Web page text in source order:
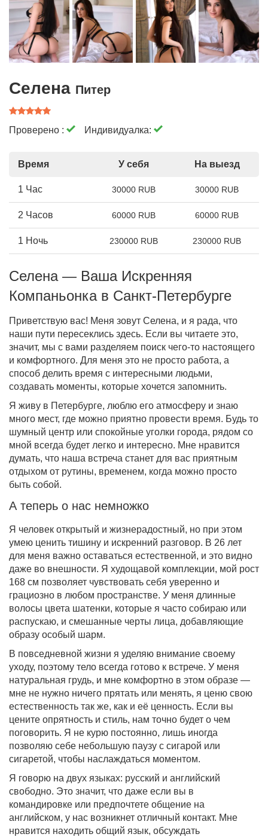
Селена Питер
Проверено : Индивидуалка:
Время У себя На выезд
1 Час 30000 RUB 30000 RUB
2 Часов 60000 RUB 60000 RUB
1 Ночь 230000 RUB 230000 RUB
Селена — Ваша Искренняя
Компаньонка в Санкт-Петербурге
Приветствую вас! Меня зовут Селена, и я рада, что
наши пути пересеклись здесь. Если вы читаете это,
значит, мы с вами разделяем поиск чего-то настоящего
и комфортного. Для меня это не просто работа, а
способ делить время с интересными людьми,
создавать моменты, которые хочется запомнить.
Я живу в Петербурге, люблю его атмосферу и знаю
много мест, где можно приятно провести время. Будь то
шумный центр или спокойные уголки города, рядом со
мной всегда будет легко и интересно. Мне нравится
думать, что наша встреча станет для вас приятным
отдыхом от рутины, временем, когда можно просто
быть собой.
А теперь о нас немножко
Я человек открытый и жизнерадостный, но при этом
умею ценить тишину и искренний разговор. В 26 лет
для меня важно оставаться естественной, и это видно
даже во внешности. Я худощавой комплекции, мой рост
168 см позволяет чувствовать себя уверенно и
грациозно в любом пространстве. У меня длинные
волосы цвета шатенки, которые я часто собираю или
распускаю, и смешанные черты лица, добавляющие
образу особый шарм.
В повседневной жизни я уделяю внимание своему
уходу, поэтому тело всегда готово к встрече. У меня
натуральная грудь, и мне комфортно в этом образе —
мне не нужно ничего прятать или менять, я ценю свою
естественность так же, как и её ценность. Если вы
цените опрятность и стиль, нам точно будет о чем
поговорить. Я не курю постоянно, лишь иногда
позволяю себе небольшую паузу с сигарой или
сигаретой, чтобы наслаждаться моментом.
Я говорю на двух языках: русский и английский
свободно. Это значит, что даже если вы в
командировке или предпочтете общение на
английском, у нас возникнет отличный контакт. Мне
нравится находить общий язык, обсуждать